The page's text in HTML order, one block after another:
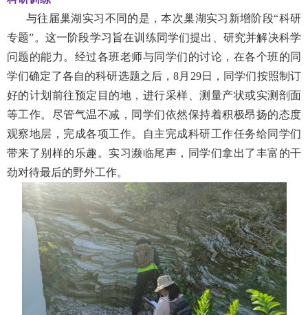
与往届巢湖实习不同的是，本次巢湖实习新增阶段“科研
专题”。这一阶段学习旨在训练同学们提出、研究并解决科学
问题的能力。经过各班老师与同学们的讨论，在各个班的同
学们确定了各自的科研选题之后，8月 29日，同学们按照制订
好的计划前往预定目的地，进行采样、测量产状或实测剖面
等工作。尽管气温不减，同学们依然保持着积极昂扬的态度
观察地层，完成各项工作。自主完成科研工作任务给同学们
带来了别样的乐趣。实习濒临尾声，同学们拿出了丰富的干
劲对待最后的野外工作。